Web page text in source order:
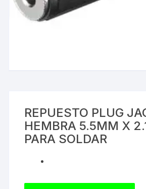
REPUESTO PLUG
HEMBRA 5.5MM X
PARA SOLDAR